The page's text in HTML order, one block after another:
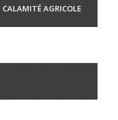
CALAMITÉ AGRICOLE